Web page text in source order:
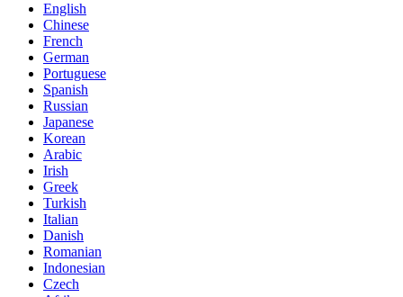
English
Chinese
French
German
Portuguese
Spanish
Russian
Japanese
Korean
Arabic
Irish
Greek
Turkish
Italian
Danish
Romanian
Indonesian
Czech